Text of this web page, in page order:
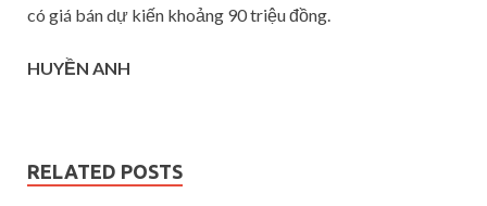
có giá bán dự kiến khoảng 90 triệu đồng.
HUYỀN ANH
RELATED POSTS